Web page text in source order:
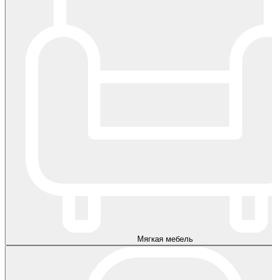
Мягкая мебель